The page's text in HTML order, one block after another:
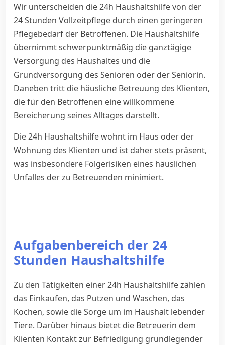
Wir unterscheiden die 24h Haushaltshilfe von der
24 Stunden Vollzeitpflege durch einen geringeren
Pflegebedarf der Betroffenen. Die Haushaltshilfe
übernimmt schwerpunktmäßig die ganztägige
Versorgung des Haushaltes und die
Grundversorgung des Senioren oder der Seniorin.
Daneben tritt die häusliche Betreuung des Klienten,
die für den Betroffenen eine willkommene
Bereicherung seines Alltages darstellt.
Die 24h Haushaltshilfe wohnt im Haus oder der
Wohnung des Klienten und ist daher stets präsent,
was insbesondere Folgerisiken eines häuslichen
Unfalles der zu Betreuenden minimiert.
Aufgabenbereich der 24
Stunden Haushaltshilfe
Zu den Tätigkeiten einer 24h Haushaltshilfe zählen
das Einkaufen, das Putzen und Waschen, das
Kochen, sowie die Sorge um im Haushalt lebender
Tiere. Darüber hinaus bietet die Betreuerin dem
Klienten Kontakt zur Befriedigung grundlegender